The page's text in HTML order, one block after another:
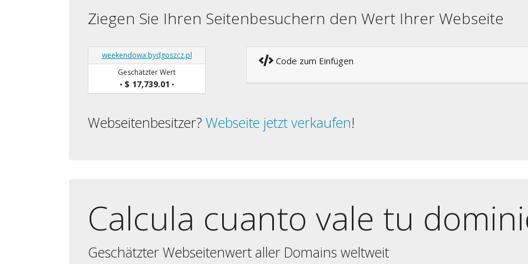
Ziegen Sie Ihren Seitenbesuchern den Wert Ihrer Webseite
weekendowa.bydgoszcz.pl
Geschätzter Wert
• $ 17,739.01 •
Code zum Einfügen
Webseitenbesitzer? Webseite jetzt verkaufen!
Calcula cuanto vale tu
Geschätzter Webseitenwert aller Domains weltweit